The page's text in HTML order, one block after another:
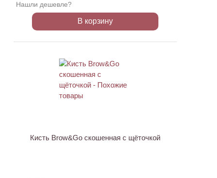
Нашли дешевле?
В корзину
Кисть Brow&Go скошенная с щёточкой